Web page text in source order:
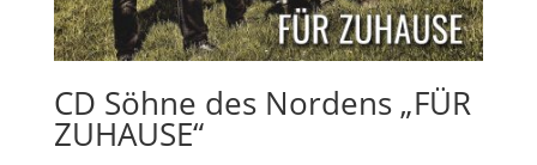
CD Söhne des Nordens „FÜR
ZUHAUSE“